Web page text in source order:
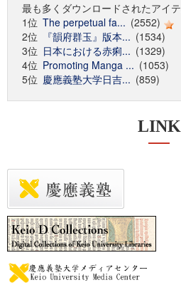
最も多くダウンロードされたアイ
1位 The perpetual fa... (2552)
2位
『韻府群玉』版本... (1534)
3位 日本における赤痢... (1329)
4位 Promoting Manga ... (1053)
5位 慶應義塾大学日吉... (859)
LINK